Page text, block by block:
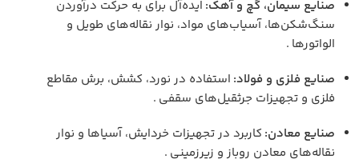
صنایع سیمان، گچ و آهک: ایده‌آل برای به حرکت درآوردن
سنگ‌شکن‌ها، آسیاب‌های مواد، نوار نقاله‌های طویل و
الواتورها .
صنایع فلزی و فولاد: استفاده در نورد، کشش، برش مقاطع
فلزی و تجهیزات جرثقیل‌های سقفی .
صنایع معادن: کاربرد در تجهیزات خردایش، آسیاها و نوار
نقاله‌های معادن روباز و زیرزمینی .